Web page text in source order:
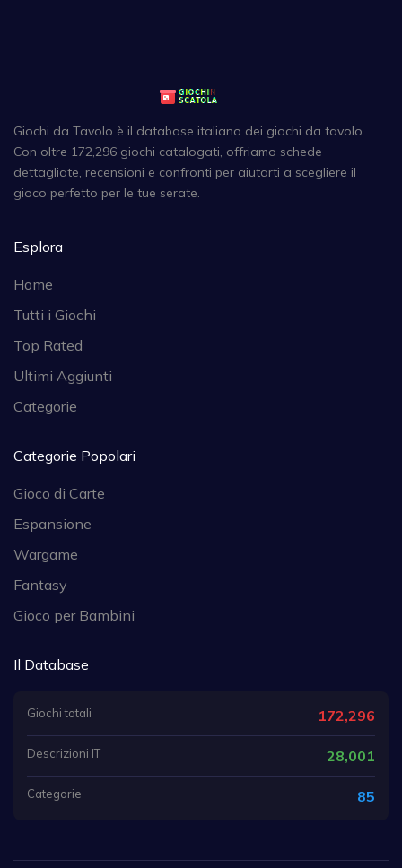
Giochi da Tavolo è il database italiano dei giochi da tavolo.
Con oltre 172,296 giochi catalogati, offriamo schede
dettagliate, recensioni e confronti per aiutarti a scegliere il
gioco perfetto per le tue serate.
Esplora
Home
Tutti i Giochi
Top Rated
Ultimi Aggiunti
Categorie
Categorie Popolari
Gioco di Carte
Espansione
Wargame
Fantasy
Gioco per Bambini
Il Database
Giochi totali 172,296
Descrizioni IT 28,001
Categorie 85